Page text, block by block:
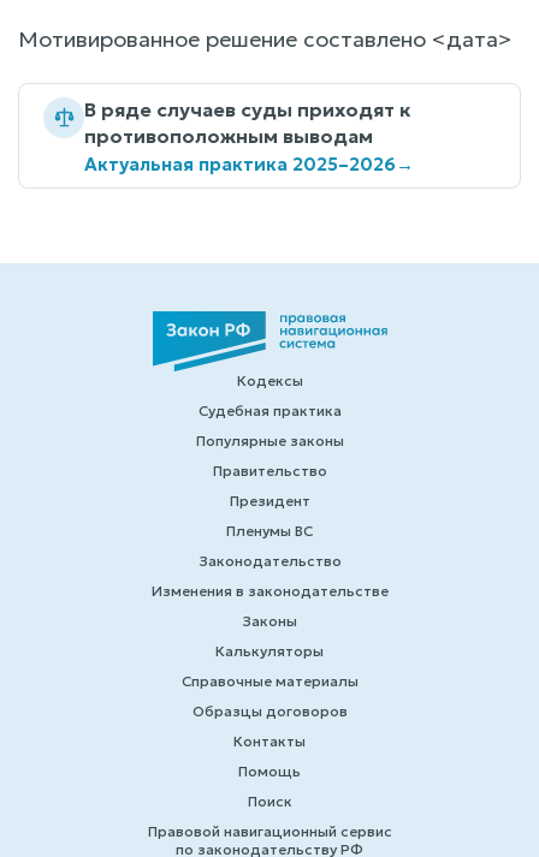
Мотивированное решение составлено <дата>
В ряде случаев суды приходят к
противоположным выводам
Актуальная практика 2025–2026→
Кодексы
Судебная практика
Популярные законы
Правительство
Президент
Пленумы ВС
Законодательство
Изменения в законодательстве
Законы
Калькуляторы
Справочные материалы
Образцы договоров
Контакты
Помощь
Поиск
Правовой навигационный сервис
по законодательству РФ